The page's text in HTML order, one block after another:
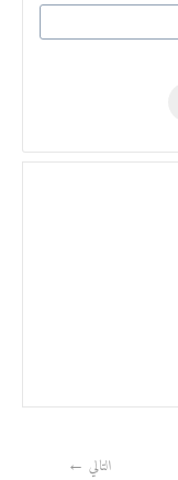
التالي